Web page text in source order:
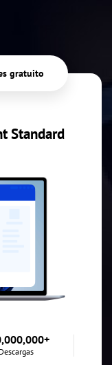
gratuito
Standard
Descargas